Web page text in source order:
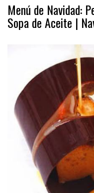
Menú de Navidad:
Sopa de Aceite |